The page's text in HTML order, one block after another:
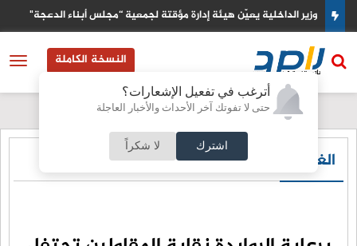
أترغب في تفعيل الإشعارات؟
حتى لا تفوتك آخر الأحداث والأخبار العاجلة
اشترك لا شكراً
كيف ساهمت الاخبار المضللة في اشعال ازمة الهجرة بمدينة سبتة
النسخة الكاملة
الغرف و النقابات